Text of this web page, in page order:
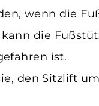
wenn die
die
ist.
den Sitzlift